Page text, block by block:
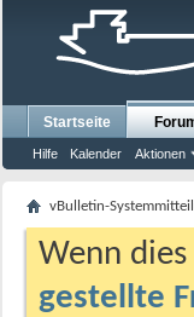
Startseite
Hilfe Kalender Aktionen
vBulletin-
Wenn
gestellte